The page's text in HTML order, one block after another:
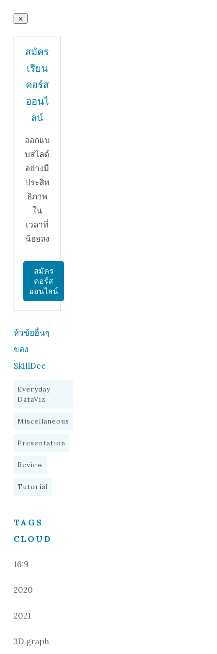
สมัคร
เรียน
คอร์ส
ออนไ
ลน์
ออกแบ
บสไลด์
อย่างมี
ประสิท
ธิภาพ
ใน
เวลาที่
น้อยลง
สมัคร
คอร์ส
ออนไลน์
ห้วข้ออื่นๆ
ของ
SkillDee
Everyday
DataViz
Miscellaneous
Presentation
Review
Tutorial
TAGS
CLOUD
16:9
2020
2021
3D graph